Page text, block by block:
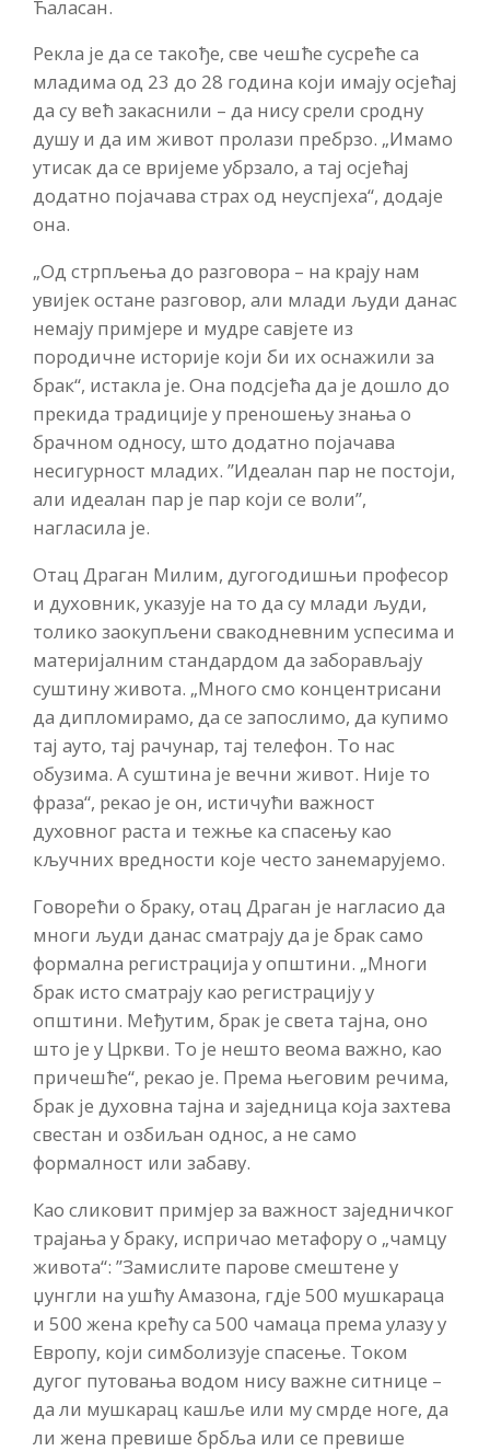
Ћаласан.
Рекла је да се такође, све чешће сусреће са
младима од 23 до 28 година који имају осјећај
да су већ закаснили – да нису срели сродну
душу и да им живот пролази пребрзо. „Имамо
утисак да се вријеме убрзало, а тај осјећај
додатно појачава страх од неуспјеха“, додаје
она.
„Од стрпљења до разговора – на крају нам
увијек остане разговор, али млади људи данас
немају примјере и мудре савјете из
породичне историје који би их оснажили за
брак“, истакла је. Она подсјећа да је дошло до
прекида традиције у преношењу знања о
брачном односу, што додатно појачава
несигурност младих. ”Идеалан пар не постоји,
али идеалан пар је пар који се воли”,
нагласила је.
Отац Драган Милим, дугогодишњи професор
и духовник, указује на то да су млади људи,
толико заокупљени свакодневним успесима и
материјалним стандардом да заборављају
суштину живота. „Много смо концентрисани
да дипломирамо, да се запослимо, да купимо
тај ауто, тај рачунар, тај телефон. То нас
обузима. А суштина је вечни живот. Није то
фраза“, рекао је он, истичући важност
духовног раста и тежње ка спасењу као
кључних вредности које често занемарујемо.
Говорећи о браку, отац Драган је нагласио да
многи људи данас сматрају да је брак само
формална регистрација у општини. „Многи
брак исто сматрају као регистрацију у
општини. Међутим, брак је света тајна, оно
што је у Цркви. То је нешто веома важно, као
причешће“, рекао је. Према његовим речима,
брак је духовна тајна и заједница која захтева
свестан и озбиљан однос, а не само
формалност или забаву.
Као сликовит примјер за важност заједничког
трајања у браку, испричао метафору о „чамцу
живота“: ”Замислите парове смештене у
џунгли на ушћу Амазона, гдје 500 мушкараца
и 500 жена крећу са 500 чамаца према улазу у
Европу, који симболизује спасење. Током
дугог путовања водом нису важне ситнице –
да ли мушкарац кашље или му смрде ноге, да
ли жена превише брбља или се превише